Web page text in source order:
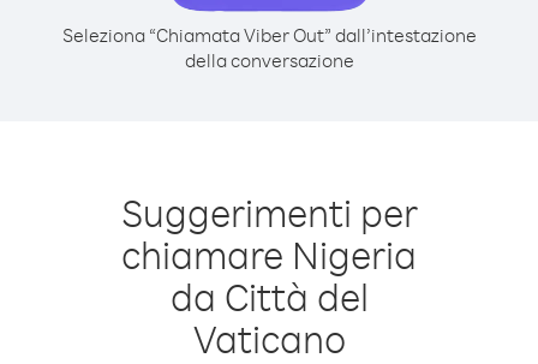
Seleziona “Chiamata Viber Out” dall’intestazione
della conversazione
Suggerimenti per
chiamare Nigeria
da Città del
Vaticano